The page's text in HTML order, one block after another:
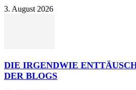
3. August 2026
DIE IRGENDWIE
DER BLOGS